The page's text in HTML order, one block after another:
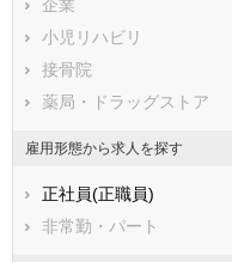
赤磐市
美作市
和気郡和気町
浅口郡里庄町
英田郡西粟倉村
久米郡美咲町
企業
小児リハビリ
接骨院
薬局・ドラッグストア
雇用形態から求人を探す
正社員(正職員)
非常勤・パート